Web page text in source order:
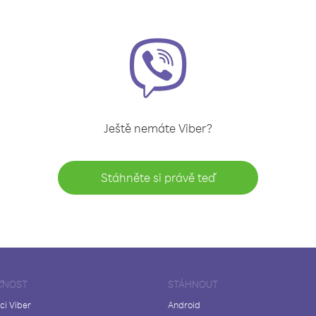
Ještě nemáte Viber?
Stáhněte si právě teď
Viber
STÁHNOUT
Android